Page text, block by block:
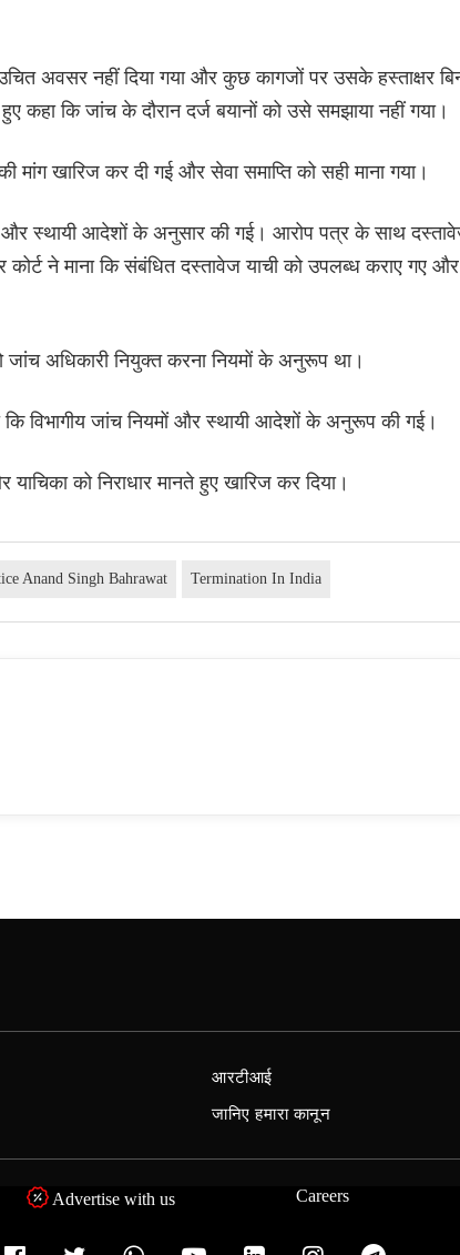
अवसर नहीं दिया गया और कुछ कागजों पर उसके हस्ताक्षर
कहा कि जांच के दौरान दर्ज बयानों को उसे समझाया नहीं गया।
खारिज कर दी गई और सेवा समाप्ति को सही माना गया।
और स्थायी आदेशों के अनुसार की गई। आरोप पत्र के साथ
ने माना कि संबंधित दस्तावेज याची को उपलब्ध कराए गए और
जांच अधिकारी नियुक्त करना नियमों के अनुरूप था।
कि विभागीय जांच नियमों और स्थायी आदेशों के अनुरूप की गई।
को निराधार मानते हुए खारिज कर दिया।
Anand Singh Bahrawat Termination In India
आरटीआई
जानिए हमारा कानून
Advertise with us Careers